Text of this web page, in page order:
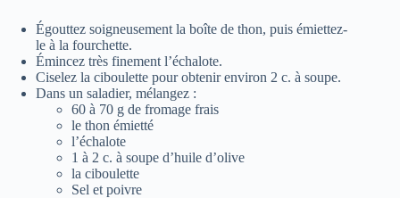
Égouttez soigneusement la boîte de thon, puis émiettez-
le à la fourchette.
Émincez très finement l’échalote.
Ciselez la ciboulette pour obtenir environ 2 c. à soupe.
Dans un saladier, mélangez :
60 à 70 g de fromage frais
le thon émietté
l’échalote
1 à 2 c. à soupe d’huile d’olive
la ciboulette
Sel et poivre